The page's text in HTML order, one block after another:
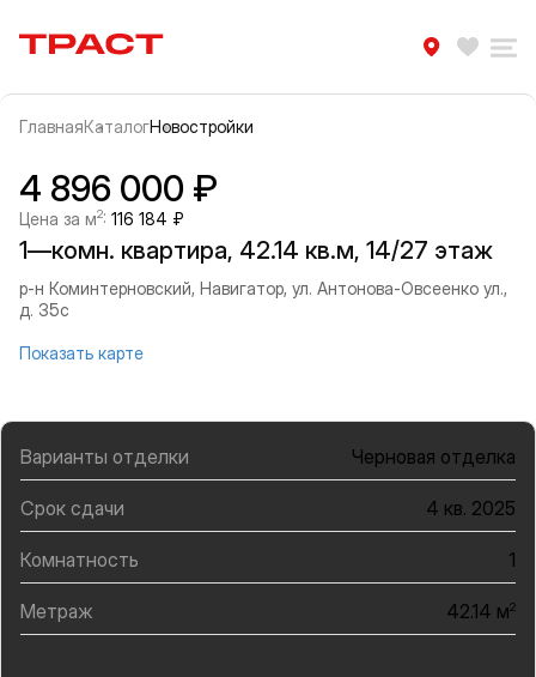
Траст | Служба недвижимости
ГлавнаяКаталогНовостройки
Информация об объекте
Галерея
4 896 000 ₽
Цена за м2: 116 184 ₽
1—комн. квартира, 42.14 кв.м, 14/27 этаж
р-н Коминтерновский, Навигатор, ул. Антонова-Овсеенко ул.,
д. 35с
Показать карте
Варианты отделки Черновая отделка
Срок сдачи 4 кв. 2025
Комнатность 1
Метраж 42.14 м2